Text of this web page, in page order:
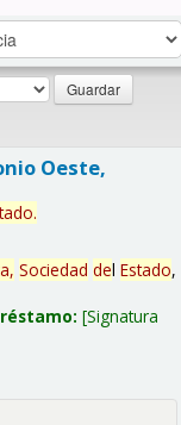
Oeste,
.
Sociedad del Estado,
Signatura